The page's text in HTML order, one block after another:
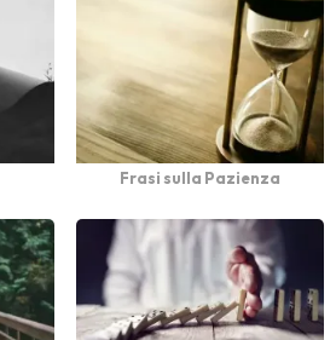
Frasi sulla Pazienza